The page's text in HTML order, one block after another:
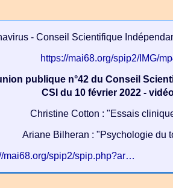
- Conseil Scientifique
https://mai68.org/spip2/IMG/
publique n°42 du Conseil
CSI du 10 février 2022 -
Christine Cotton : "Essais
Ariane Bilheran : "Psychologie du
mai68.org/spip2/spip.php?ar…